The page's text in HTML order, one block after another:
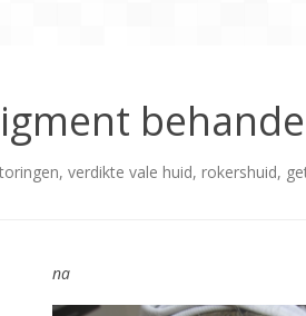
verdikte vale huid, rokershuid,
na